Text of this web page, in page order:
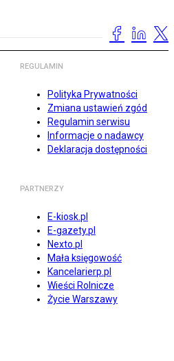
REGULAMIN
Polityka Prywatności
Zmiana ustawień zgód
Regulamin serwisu
Informacje o nadawcy
Deklaracja dostępności
PARTNERZY
E-kiosk.pl
E-gazety.pl
Nexto.pl
Mała księgowość
Kancelarierp.pl
Wieści Rolnicze
Życie Warszawy